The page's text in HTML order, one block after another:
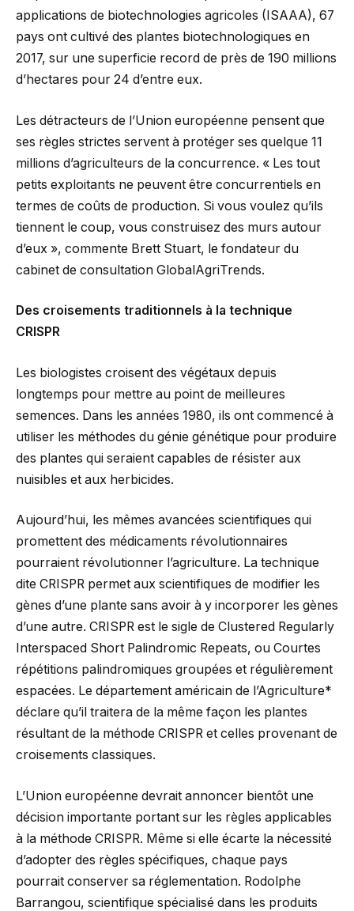
applications de biotechnologies agricoles (ISAAA), 67
pays ont cultivé des plantes biotechnologiques en
2017, sur une superficie record de près de 190 millions
d’hectares pour 24 d’entre eux.
Les détracteurs de l’Union européenne pensent que
ses règles strictes servent à protéger ses quelque 11
millions d’agriculteurs de la concurrence. « Les tout
petits exploitants ne peuvent être concurrentiels en
termes de coûts de production. Si vous voulez qu’ils
tiennent le coup, vous construisez des murs autour
d’eux », commente Brett Stuart, le fondateur du
cabinet de consultation GlobalAgriTrends.
Des croisements traditionnels à la technique
CRISPR
Les biologistes croisent des végétaux depuis
longtemps pour mettre au point de meilleures
semences. Dans les années 1980, ils ont commencé à
utiliser les méthodes du génie génétique pour produire
des plantes qui seraient capables de résister aux
nuisibles et aux herbicides.
Aujourd’hui, les mêmes avancées scientifiques qui
promettent des médicaments révolutionnaires
pourraient révolutionner l’agriculture. La technique
dite CRISPR permet aux scientifiques de modifier les
gènes d’une plante sans avoir à y incorporer les gènes
d’une autre. CRISPR est le sigle de Clustered Regularly
Interspaced Short Palindromic Repeats, ou Courtes
répétitions palindromiques groupées et régulièrement
espacées. Le département américain de l’Agriculture*
déclare qu’il traitera de la même façon les plantes
résultant de la méthode CRISPR et celles provenant de
croisements classiques.
L’Union européenne devrait annoncer bientôt une
décision importante portant sur les règles applicables
à la méthode CRISPR. Même si elle écarte la nécessité
d’adopter des règles spécifiques, chaque pays
pourrait conserver sa réglementation. Rodolphe
Barrangou, scientifique spécialisé dans les produits